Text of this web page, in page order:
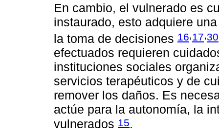
En cambio, el vulnerado es
instaurado, esto adquiere
la toma de decisiones 16,17,30
efectuados requieren
instituciones sociales
servicios terapéuticos y de
remover los daños. Es
actúe para la autonomía, la
vulnerados 15.